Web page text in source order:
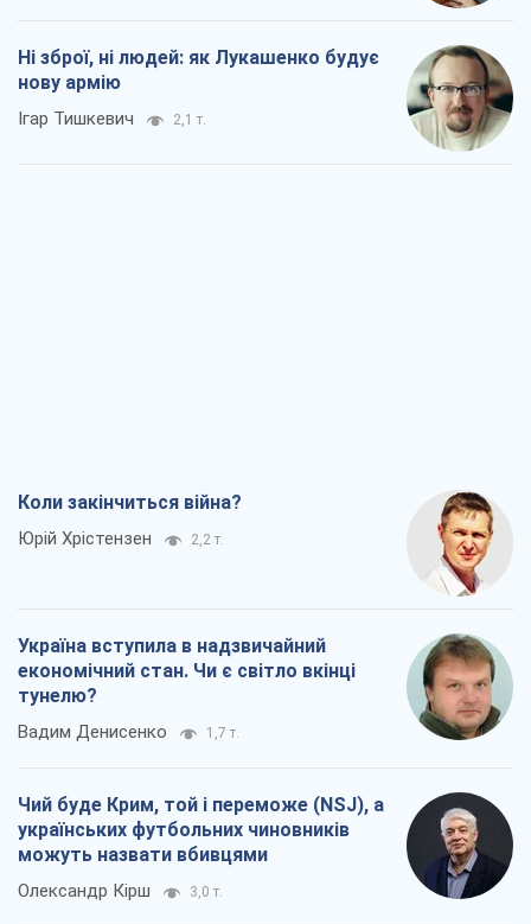
Ні зброї, ні людей: як Лукашенко будує
нову армію
Ігар Тишкевич 2,1 т.
Коли закінчиться війна?
Юрій Хрістензен 2,2 т.
Україна вступила в надзвичайний
економічний стан. Чи є світло вкінці
тунелю?
Вадим Денисенко 1,7 т.
Чий буде Крим, той і переможе (NSJ), а
українських футбольних чиновників
можуть назвати вбивцями
Олександр Кірш 3,0 т.